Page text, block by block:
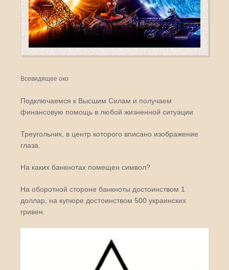
Всевидящее око
Подключаемся к Высшим Силам и получаем
финансовую помощь в любой жизненной ситуации
Треугольник, в центр которого вписано изображение
глаза.
На каких банкнотах помещен символ?
На оборотной стороне банкноты достоинством 1
доллар, на купюре достоинством 500 украинских
гривен.